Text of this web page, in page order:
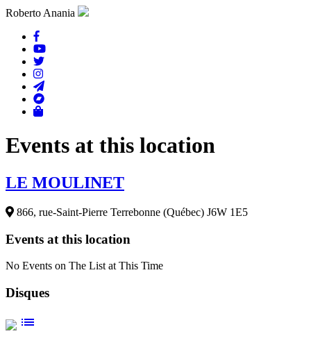
Roberto Anania
Events at this location
LE MOULINET
866, rue-Saint-Pierre Terrebonne (Québec) J6W 1E5
Events at this location
No Events on The List at This Time
Disques
list